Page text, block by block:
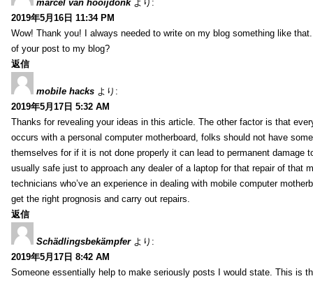
marcel van hooijdonk より:
2019年5月16日 11:34 PM
Wow! Thank you! I always needed to write on my blog something like
of your post to my blog?
返信
mobile hacks より:
2019年5月17日 5:32 AM
Thanks for revealing your ideas in this article. The other factor is that
occurs with a personal computer motherboard, folks should not have
themselves for if it is not done properly it can lead to permanent damage
usually safe just to approach any dealer of a laptop for that repair of that
technicians who’ve an experience in dealing with mobile computer
get the right prognosis and carry out repairs.
返信
Schädlingsbekämpfer より:
2019年5月17日 8:42 AM
Someone essentially help to make seriously posts I would state. This is